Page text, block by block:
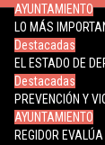
AYUNTAMIENTO
LO MÁS
Destacadas
EL ESTADO DE
Destacadas
PREVENCIÓN Y
AYUNTAMIENTO
REGIDOR